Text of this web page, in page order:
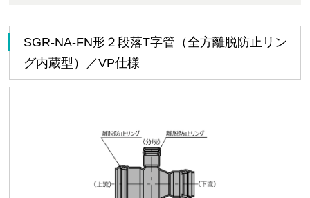
SGR-NA-FN形２段落T字管（全方離脱防止リン
グ内蔵型）／VP仕様